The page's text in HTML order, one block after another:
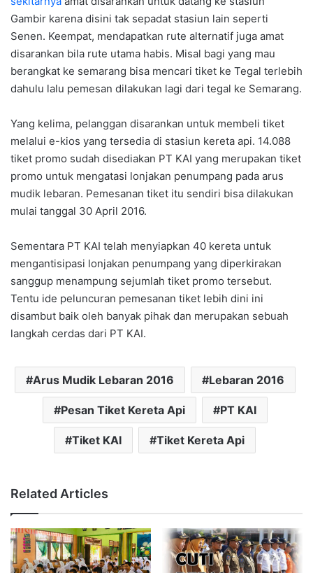
Gambir karena disini tak sepadat stasiun lain seperti
Senen. Keempat, mendapatkan rute alternatif juga amat
disarankan bila rute utama habis. Misal bagi yang mau
berangkat ke semarang bisa mencari tiket ke Tegal terlebih
dahulu lalu pemesan dilakukan lagi dari tegal ke Semarang.
Yang kelima, pelanggan disarankan untuk membeli tiket
melalui e-kios yang tersedia di stasiun kereta api. 14.088
tiket promo sudah disediakan PT KAI yang merupakan tiket
promo untuk mengatasi lonjakan penumpang pada arus
mudik lebaran. Pemesanan tiket itu sendiri bisa dilakukan
mulai tanggal 30 April 2016.
Sementara PT KAI telah menyiapkan 40 kereta untuk
mengantisipasi lonjakan penumpang yang diperkirakan
sanggup menampung sejumlah tiket promo tersebut.
Tentu ide peluncuran pemesanan tiket lebih dini ini
disambut baik oleh banyak pihak dan merupakan sebuah
langkah cerdas dari PT KAI.
Arus Mudik Lebaran 2016 Lebaran 2016
Pesan Tiket Kereta Api PT KAI
Tiket KAI Tiket Kereta Api
Related Articles